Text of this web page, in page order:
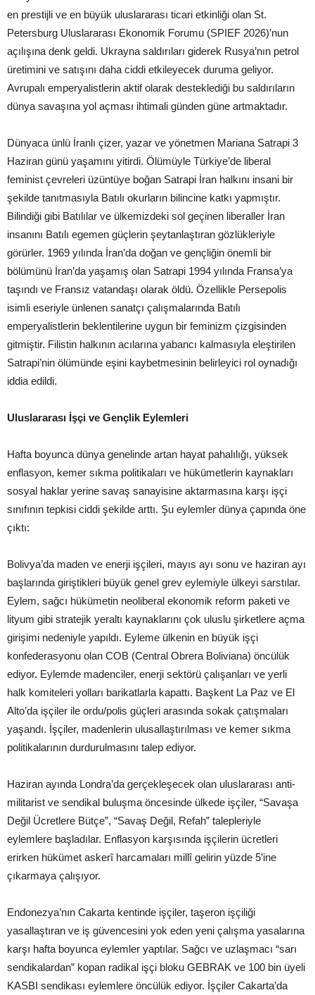
en prestijli ve en büyük uluslararası ticari etkinliği olan St.
Petersburg Uluslararası Ekonomik Forumu (SPIEF 2026)’nun
açılışına denk geldi. Ukrayna saldırıları giderek Rusya’nın petrol
üretimini ve satışını daha ciddi etkileyecek duruma geliyor.
Avrupalı emperyalistlerin aktif olarak desteklediği bu saldırıların
dünya savaşına yol açması ihtimali günden güne artmaktadır.
Dünyaca ünlü İranlı çizer, yazar ve yönetmen Mariana Satrapi 3
Haziran günü yaşamını yitirdi. Ölümüyle Türkiye’de liberal
feminist çevreleri üzüntüye boğan Satrapi İran halkını insani bir
şekilde tanıtmasıyla Batılı okurların bilincine katkı yapmıştır.
Bilindiği gibi Batılılar ve ülkemizdeki sol geçinen liberaller İran
insanını Batılı egemen güçlerin şeytanlaştıran gözlükleriyle
görürler. 1969 yılında İran’da doğan ve gençliğin önemli bir
bölümünü İran’da yaşamış olan Satrapi 1994 yılında Fransa’ya
taşındı ve Fransız vatandaşı olarak öldü. Özellikle Persepolis
isimli eseriyle ünlenen sanatçı çalışmalarında Batılı
emperyalistlerin beklentilerine uygun bir feminizm çizgisinden
gitmiştir. Filistin halkının acılarına yabancı kalmasıyla eleştirilen
Satrapi’nin ölümünde eşini kaybetmesinin belirleyici rol oynadığı
iddia edildi.
Uluslararası İşçi ve Gençlik Eylemleri
Hafta boyunca dünya genelinde artan hayat pahalılığı, yüksek
enflasyon, kemer sıkma politikaları ve hükümetlerin kaynakları
sosyal haklar yerine savaş sanayisine aktarmasına karşı işçi
sınıfının tepkisi ciddi şekilde arttı. Şu eylemler dünya çapında öne
çıktı:
Bolivya’da maden ve enerji işçileri, mayıs ayı sonu ve haziran ayı
başlarında giriştikleri büyük genel grev eylemiyle ülkeyi sarstılar.
Eylem, sağcı hükümetin neoliberal ekonomik reform paketi ve
lityum gibi stratejik yeraltı kaynaklarını çok uluslu şirketlere açma
girişimi nedeniyle yapıldı. Eyleme ülkenin en büyük işçi
konfederasyonu olan COB (Central Obrera Boliviana) öncülük
ediyor. Eylemde madenciler, enerji sektörü çalışanları ve yerli
halk komiteleri yolları barikatlarla kapattı. Başkent La Paz ve El
Alto’da işçiler ile ordu/polis güçleri arasında sokak çatışmaları
yaşandı. İşçiler, madenlerin ulusallaştırılması ve kemer sıkma
politikalarının durdurulmasını talep ediyor.
Haziran ayında Londra’da gerçekleşecek olan uluslararası anti-
militarist ve sendikal buluşma öncesinde ülkede işçiler, “Savaşa
Değil Ücretlere Bütçe”, “Savaş Değil, Refah” talepleriyle
eylemlere başladılar. Enflasyon karşısında işçilerin ücretleri
erirken hükümet askerî harcamaları millî gelirin yüzde 5’ine
çıkarmaya çalışıyor.
Endonezya’nın Cakarta kentinde işçiler, taşeron işçiliği
yasallaştıran ve iş güvencesini yok eden yeni çalışma yasalarına
karşı hafta boyunca eylemler yaptılar. Sağcı ve uzlaşmacı “sarı
sendikalardan” kopan radikal işçi bloku GEBRAK ve 100 bin üyeli
KASBI sendikası eylemlere öncülük ediyor. İşçiler Cakarta’da